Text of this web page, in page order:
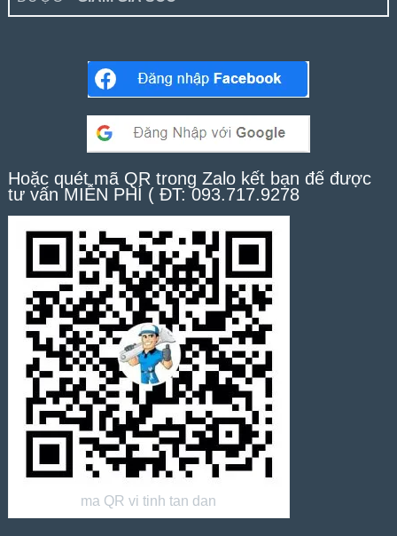
Hoặc quét mã QR trong Zalo kết bạn để được
tư vấn MIỄN PHÍ ( ĐT: 093.717.9278
ma QR vi tinh tan dan